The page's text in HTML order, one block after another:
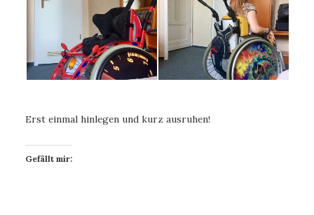
Erst einmal hinlegen und kurz ausruhen!
Gefällt mir: